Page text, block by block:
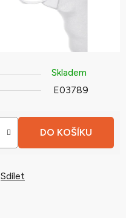
Skladem
E03789
DO KOŠÍKU
Sdílet